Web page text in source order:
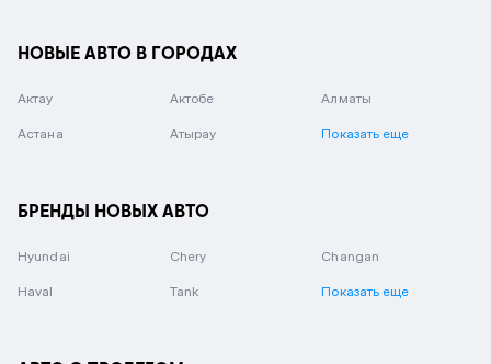
НОВЫЕ АВТО В ГОРОДАХ
Актау Актобе Алматы
Астана Атырау Показать еще
БРЕНДЫ НОВЫХ АВТО
Hyundai Chery Changan
Haval Tank Показать еще